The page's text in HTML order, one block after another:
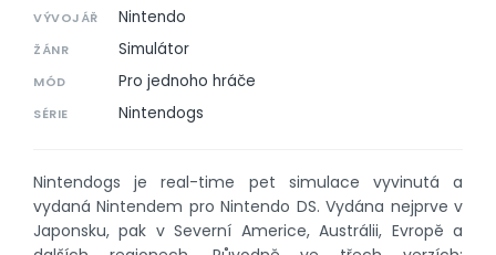
VÝVOJÁŘ Nintendo
ŽÁNR Simulátor
MÓD Pro jednoho hráče
SÉRIE Nintendogs
Nintendogs je real-time pet simulace vyvinutá a
vydaná Nintendem pro Nintendo DS. Vydána nejprve v
Japonsku, pak v Severní Americe, Austrálii, Evropě a